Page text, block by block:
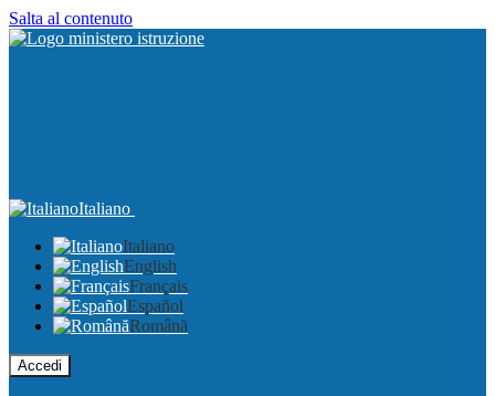
Salta al contenuto
Italiano
Italiano
English
Français
Español
Română
Accedi